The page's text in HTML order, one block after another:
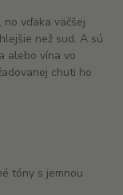
vďaka väčšej
než sud. A sú
alebo vína vo
chuti ho
tóny s jemnou